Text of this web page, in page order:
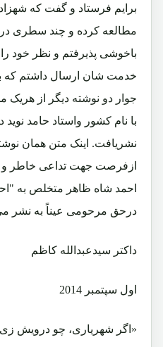
برایم فرستاد و گفت که
مطالعه کرده و چند سطری
باخوشی پذیرفتم و نظر خود
خدمت شان ارسال داشتم که
جوار دو نوشته دیگر از
با نام کشور واستاد حامد
نشریافت. اینک متن همان
ازفرصت جهت تداعی خاطر و
احمد شاه ظاهر متخلص به
درحق مرحومی عیناً به نشر
داکتر سیدعبدالله کاظم
اول سپتمبر 2014
«اگر شهریاری، چو درویش زی